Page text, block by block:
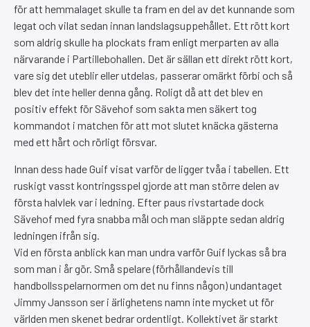
för att hemmalaget skulle ta fram en del av det kunnande som
legat och vilat sedan innan landslagsuppehållet. Ett rött kort
som aldrig skulle ha plockats fram enligt merparten av alla
närvarande i Partillebohallen. Det är sällan ett direkt rött kort,
vare sig det uteblir eller utdelas, passerar omärkt förbi och så
blev det inte heller denna gång. Roligt då att det blev en
positiv effekt för Sävehof som sakta men säkert tog
kommandot i matchen för att mot slutet knäcka gästerna
med ett hårt och rörligt försvar.
Innan dess hade Guif visat varför de ligger tvåa i tabellen. Ett
ruskigt vasst kontringsspel gjorde att man större delen av
första halvlek var i ledning. Efter paus rivstartade dock
Sävehof med fyra snabba mål och man släppte sedan aldrig
ledningen ifrån sig.
Vid en första anblick kan man undra varför Guif lyckas så bra
som man i år gör. Små spelare (förhållandevis till
handbollsspelarnormen om det nu finns någon) undantaget
Jimmy Jansson ser i ärlighetens namn inte mycket ut för
världen men skenet bedrar ordentligt. Kollektivet är starkt